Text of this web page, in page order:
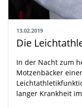
13.02.2019
In der Nacht zum
Motzenbäcker
langer Krankheit